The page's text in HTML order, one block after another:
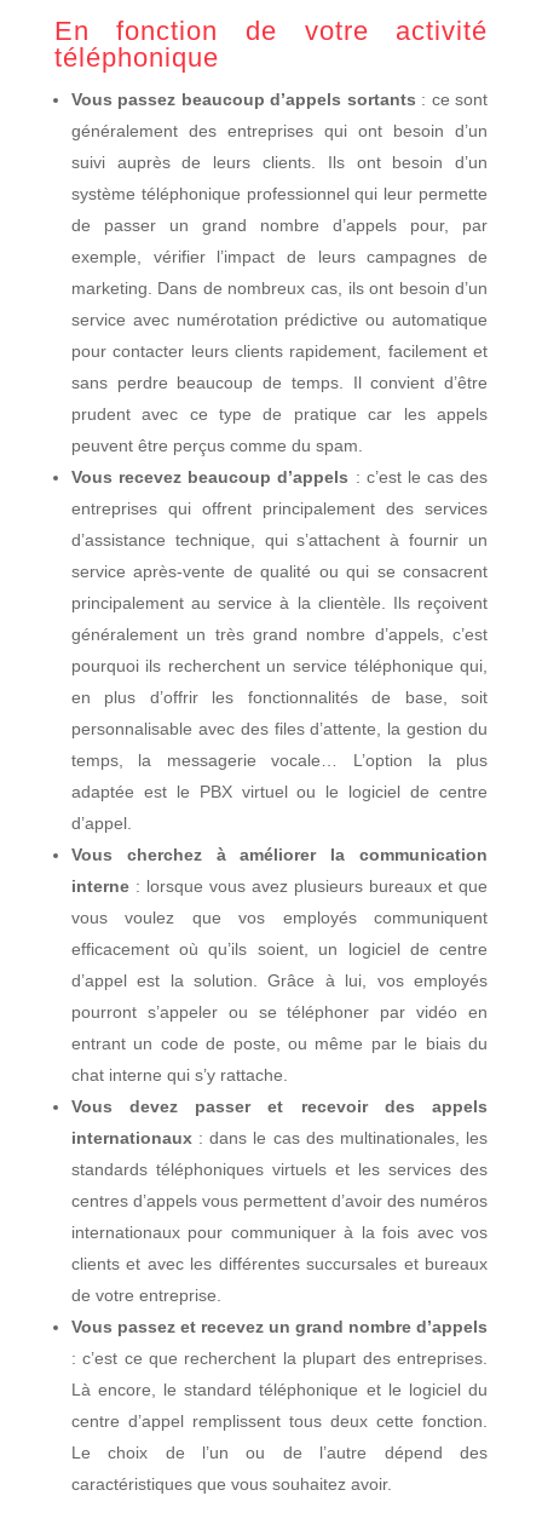
En fonction de votre activité
téléphonique
Vous passez beaucoup d’appels sortants : ce sont
généralement des entreprises qui ont besoin d’un
suivi auprès de leurs clients. Ils ont besoin d’un
système téléphonique professionnel qui leur permette
de passer un grand nombre d’appels pour, par
exemple, vérifier l’impact de leurs campagnes de
marketing. Dans de nombreux cas, ils ont besoin d’un
service avec numérotation prédictive ou automatique
pour contacter leurs clients rapidement, facilement et
sans perdre beaucoup de temps. Il convient d’être
prudent avec ce type de pratique car les appels
peuvent être perçus comme du spam.
Vous recevez beaucoup d’appels : c’est le cas des
entreprises qui offrent principalement des services
d’assistance technique, qui s’attachent à fournir un
service après-vente de qualité ou qui se consacrent
principalement au service à la clientèle. Ils reçoivent
généralement un très grand nombre d’appels, c’est
pourquoi ils recherchent un service téléphonique qui,
en plus d’offrir les fonctionnalités de base, soit
personnalisable avec des files d’attente, la gestion du
temps, la messagerie vocale… L’option la plus
adaptée est le PBX virtuel ou le logiciel de centre
d’appel.
Vous cherchez à améliorer la communication
interne : lorsque vous avez plusieurs bureaux et que
vous voulez que vos employés communiquent
efficacement où qu’ils soient, un logiciel de centre
d’appel est la solution. Grâce à lui, vos employés
pourront s’appeler ou se téléphoner par vidéo en
entrant un code de poste, ou même par le biais du
chat interne qui s’y rattache.
Vous devez passer et recevoir des appels
internationaux: dans le cas des multinationales, les
standards téléphoniques virtuels et les services des
centres d’appels vous permettent d’avoir des numéros
internationaux pour communiquer à la fois avec vos
clients et avec les différentes succursales et bureaux
de votre entreprise.
Vous passez et recevez un grand nombre d’appels
: c’est ce que recherchent la plupart des entreprises.
Là encore, le standard téléphonique et le logiciel du
centre d’appel remplissent tous deux cette fonction.
Le choix de l’un ou de l’autre dépend des
caractéristiques que vous souhaitez avoir.